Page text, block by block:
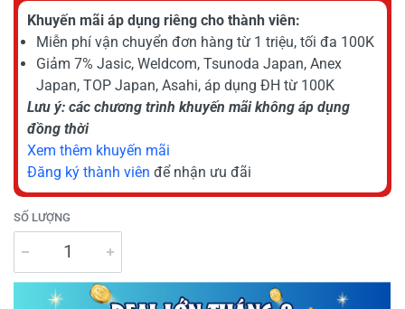
Khuyến mãi áp dụng riêng cho thành viên:
Miễn phí vận chuyển đơn hàng từ 1 triệu, tối đa 100K
Giảm 7% Jasic, Weldcom, Tsunoda Japan, Anex
Japan, TOP Japan, Asahi, áp dụng ĐH từ 100K
Lưu ý: các chương trình khuyến mãi không áp dụng
đồng thời
Xem thêm khuyến mãi
Đăng ký thành viên để nhận ưu đãi
SỐ LƯỢNG